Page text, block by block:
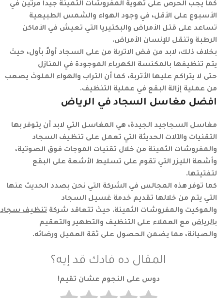
كما يجب الحرص على تهوية المفروشات الثمينة جيداً مرتين في
الأسبوع على الأقل، في وجود الهواء والشمس الطبيعية
تساعد على قتل الأمراض والبكتيريا التي تعيش في الأماكن
الرطبة وتنقل للإنسان الأمراض.
بخلاف ذلك، لابد من فض الاتربة من على السجاد أولاً بأول، حيث
يتم تنظيفها بالمكنسة الكهرباء الموجودة في المنازل
حتى لا يتراكم عليها الأتربة، كما أن التراب والهواء الملوث يصعب
من عملية إزالة البقع في عملية التنظيف.
افضل مغاسل السجاد في الرياض
مغاسل السجاجيد الجيدة، هي المغاسل التي لابد أن يتوفر بها
التقنيات والآلات الحديثة التي تعمل على تنظيف السجاد
والمفروشات الثمينة من خلال تقنيات الموجات فوق الصوتية،
وأشعة الليزر التي تقوم على تسليط الأشعة على البقع
لتفتيتها.
كما توفر هذه المجالس في الشركة التي نحن بصدد الحديث عنها
التي يتم من خلالها تقديم خدمة غسيل السجاد
والموكيت والمفروشات الثمينة. حيث تتعاقد شركة تنظيف سجاد
بالرياض مع العملاء على التنظيف والتطهير والتعقيم
والصيانة، مما يضمن الحصول على ثقة العميل ورضائه.
المقال ده فادك قد إيه؟
دوس على النجوم عشان تقيم!